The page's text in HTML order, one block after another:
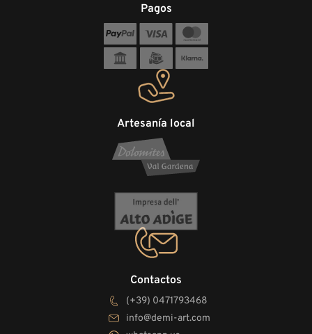
Contactos
(+39) 0471793468
info@demi-art.com
Artesanía local
Pagos